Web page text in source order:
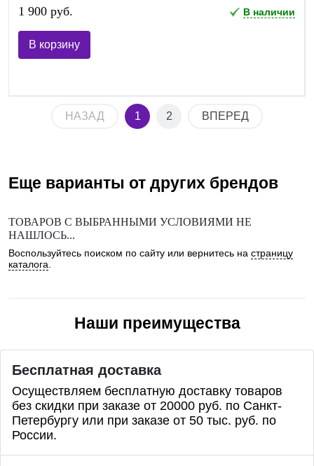
1 900 руб. В наличии
В корзину
НАЗАД 1 2 ВПЕРЕД
Еще варианты от других брендов
ТОВАРОВ С ВЫБРАННЫМИ УСЛОВИЯМИ НЕ
НАШЛОСЬ...
Воспользуйтесь поиском по сайту или вернитесь на страницу
каталога
Наши преимущества
Бесплатная доставка
Осуществляем бесплатную доставку товаров
без скидки при заказе от 20000 руб. по Санкт-
Петербургу или при заказе от 50 тыс. руб. по
России.